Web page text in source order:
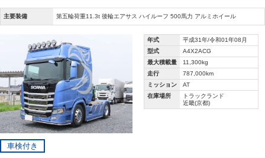
主要装備 第五輪荷重11.3t 後輪エアサス ハイルーフ 500馬力 アルミホイール
年式
平成31年/令和01年08月
型式
A4X2ACG
最大積載量
11,300kg
走行
787,000km
ミッション
AT
在庫場所
トラックランド
近畿(京都)
車検付き